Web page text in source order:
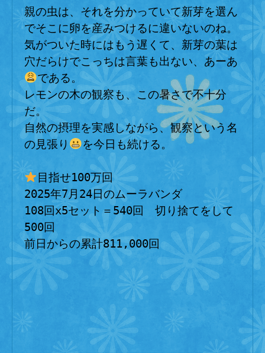
親の虫は、それを分かっていて新芽を選ん
でそこに卵を産みつけるに違いないのね。
気がついた時にはもう遅くて、新芽の葉は
穴だらけでこっちは言葉も出ない、あーあ
である。
レモンの木の観察も、この暑さで不十分
だ。
自然の摂理を実感しながら、観察という名
の見張り
を今日も続ける。
目指せ100万回
2025年7月24日のムーラバンダ
108回x5セット＝540回　切り捨てをして
500回
前日からの累計811,000回